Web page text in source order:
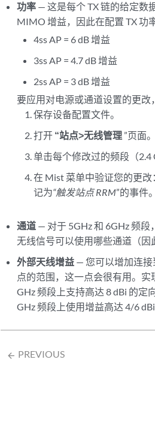
功率 — 这是每个 TX 链的给定数
MIMO 增益，因此在配置 TX 功
4ss AP = 6 dB 增益
3ss AP = 4.7 dB 增益
2ss AP = 3 dB 增益
要应用对电源或通道设置的更改
保存设备配置文件。
打开 “站点>无线管理”页面。
单击每个修改过的频段（2.4
在 Mist 菜单中验证您的更改
记为“触发站点 RRM”的事件。
通道 — 对于 5GHz 和 6GHz 频
无线信号可以使用哪些通道（因
外部天线增益 — 您可以增加连
点的范围，这一点会很有用。
GHz 频段上支持高达 8 dBi 的定
GHz 频段上使用增益高达 4/6 dBi
arrow_backward PREVIOUS